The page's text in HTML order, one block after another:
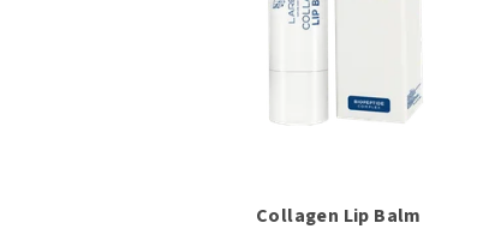
Collagen Lip Balm